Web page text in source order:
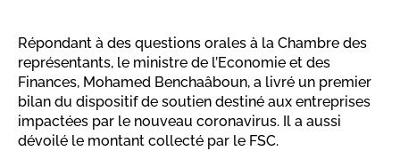
Répondant à des questions orales à la Chambre des
représentants, le ministre de l’Economie et des
Finances, Mohamed Benchaâboun, a livré un premier
bilan du dispositif de soutien destiné aux entreprises
impactées par le nouveau coronavirus. Il a aussi
dévoilé le montant collecté par le FSC.